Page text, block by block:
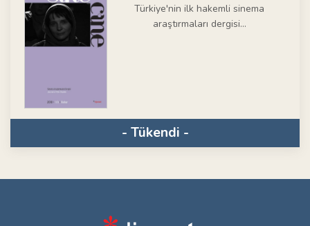
Türkiye'nin ilk hakemli sinema
araştırmaları dergisi...
- Tükendi -